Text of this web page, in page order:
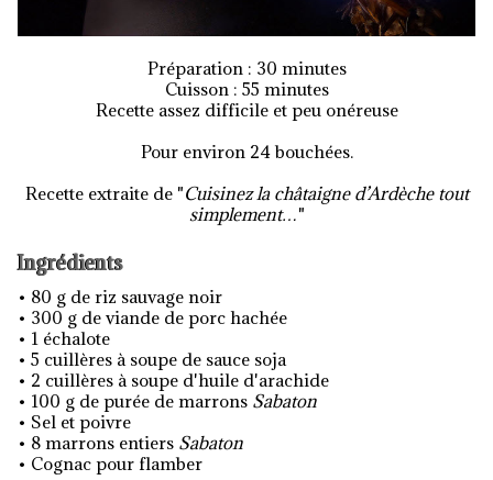
Préparation : 30 minutes
Cuisson : 55 minutes
Recette assez difficile et peu onéreuse
Pour environ 24 bouchées.
Recette extraite de "Cuisinez la châtaigne d’Ardèche tout
simplement…"
Ingrédients
• 80 g de riz sauvage noir
• 300 g de viande de porc hachée
• 1 échalote
• 5 cuillères à soupe de sauce soja
• 2 cuillères à soupe d'huile d'arachide
• 100 g de purée de marrons Sabaton
• Sel et poivre
• 8 marrons entiers Sabaton
• Cognac pour flamber